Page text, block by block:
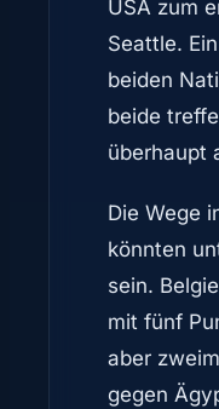
USA zum
Seattle.
beiden
beide
überhaupt
Die Wege
könnten
sein.
mit fünf
aber
gegen